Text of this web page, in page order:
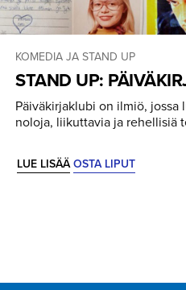
KOMEDIA JA STAND UP
STAND UP:
Päiväkirjaklubi on ilmiö,
noloja, liikuttavia ja rehellisiä
LUE LISÄÄ OSTA LIPUT